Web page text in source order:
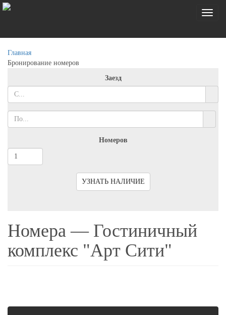
Toggle
Главная
Бронирование номеров
Заезд
Номеров
УЗНАТЬ НАЛИЧИЕ
Номера — Гостиничный
комплекс "Арт Сити"